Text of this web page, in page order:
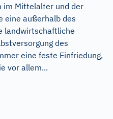
im Mittelalter und der
eine außerhalb des
landwirtschaftliche
des
eine feste Einfriedung,
vor allem...